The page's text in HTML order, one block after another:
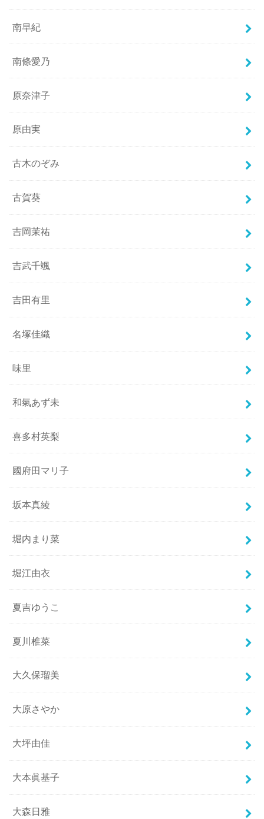
南早紀
南條愛乃
原奈津子
原由実
古木のぞみ
古賀葵
吉岡茉祐
吉武千颯
吉田有里
名塚佳織
味里
和氣あず未
喜多村英梨
國府田マリ子
坂本真綾
堀内まり菜
堀江由衣
夏吉ゆうこ
夏川椎菜
大久保瑠美
大原さやか
大坪由佳
大本眞基子
大森日雅